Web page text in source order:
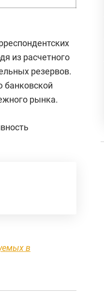
из расчетного
резервов.
банковской
рынка.
в